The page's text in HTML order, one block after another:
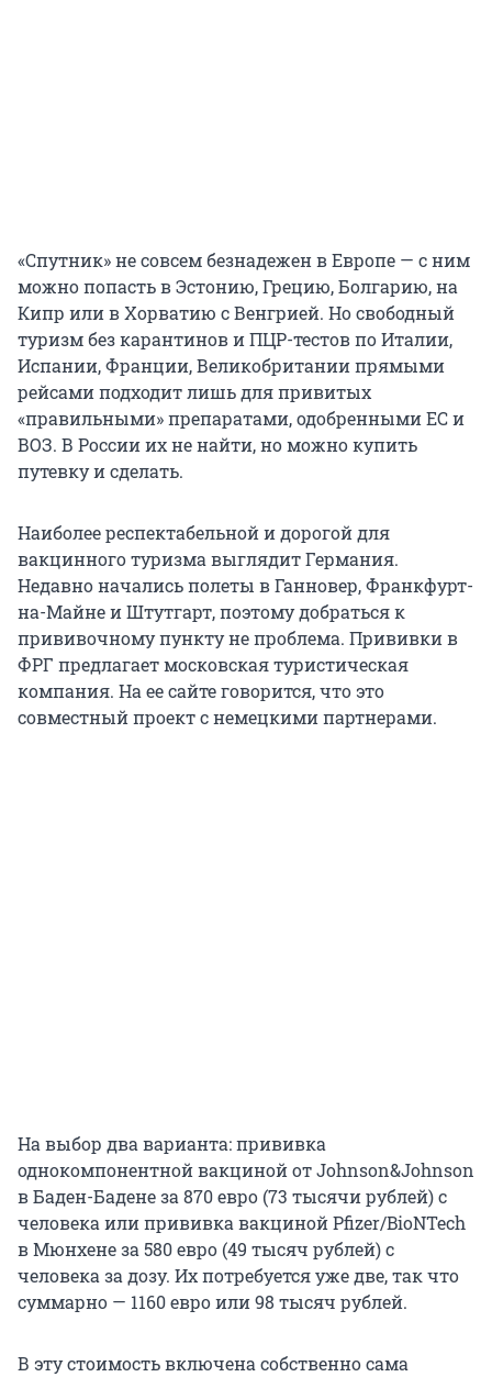
«Спутник» не совсем безнадежен в Европе — с ним
можно попасть в Эстонию, Грецию, Болгарию, на
Кипр или в Хорватию с Венгрией. Но свободный
туризм без карантинов и ПЦР-тестов по Италии,
Испании, Франции, Великобритании прямыми
рейсами подходит лишь для привитых
«правильными» препаратами, одобренными ЕС и
ВОЗ. В России их не найти, но можно купить
путевку и сделать.
Наиболее респектабельной и дорогой для
вакцинного туризма выглядит Германия.
Недавно начались полеты в Ганновер, Франкфурт-
на-Майне и Штутгарт, поэтому добраться к
прививочному пункту не проблема. Прививки в
ФРГ предлагает московская туристическая
компания. На ее сайте говорится, что это
совместный проект с немецкими партнерами.
На выбор два варианта: прививка
однокомпонентной вакциной от Johnson&Johnson
в Баден-Бадене за 870 евро (73 тысячи рублей) с
человека или прививка вакциной Pfizer/BioNTech
в Мюнхене за 580 евро (49 тысяч рублей) с
человека за дозу. Их потребуется уже две, так что
суммарно — 1160 евро или 98 тысяч рублей.
В эту стоимость включена собственно сама